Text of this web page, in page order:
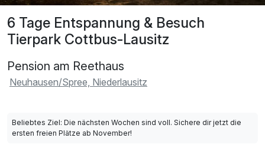
6 Tage Entspannung & Besuch
Tierpark Cottbus-Lausitz
Pension am Reethaus
Neuhausen/Spree, Niederlausitz
Beliebtes Ziel: Die nächsten Wochen sind voll. Sichere dir jetzt die
ersten freien Plätze ab November!